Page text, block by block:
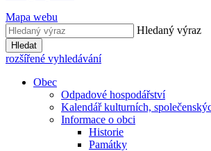
Mapa webu
Hledaný výraz
Hledat
rozšířené vyhledávání
Obec
Odpadové hospodářství
Kalendář kulturních,
Informace o obci
Historie
Památky